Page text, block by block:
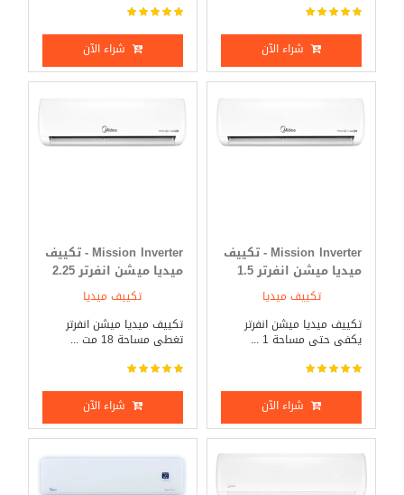
شراء الآن شراء الآن
Mission Inverter - تكييف
ميديا ميشن انفرتر 1.5
حصان بارد _ ساخن
تكييف ميديا
تكييف ميديا ميشن انفرتر
يكفى حتى مساحة 1 ...
شراء الآن
Mission Inverter - تكييف
ميديا ميشن انفرتر 2.25
حصان بارد _ ساخن
تكييف ميديا
تكييف ميديا ميشن انفرتر
تغطى مساحة 18 مت ...
شراء الآن